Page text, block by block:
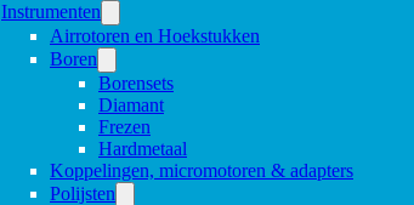
Instrumenten
Airrotoren en Hoekstukken
Boren
Borensets
Diamant
Frezen
Hardmetaal
Koppelingen, micromotoren & adapters
Polijsten